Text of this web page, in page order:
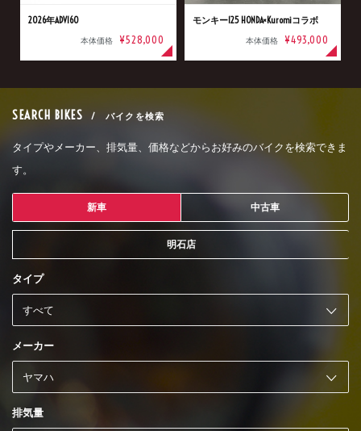
2026年ADV160
本体価格 ¥528,000
モンキー125 HONDA×Kuromiコラボ
本体価格 ¥493,000
SEARCH BIKES / バイクを検索
タイプやメーカー、排気量、価格などからお好みのバイクを検索できま
す。
新車 中古車
明石店
タイプ
メーカー
排気量